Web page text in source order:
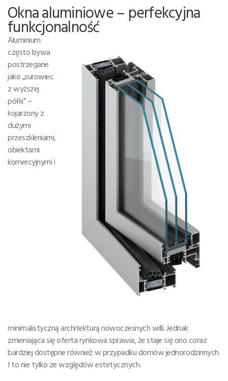
Okna aluminiowe – perfekcyjna
funkcjonalność
Aluminium
często bywa
postrzegane
jako „surowiec
z wyższej
półki” –
kojarzony z
dużymi
przeszkleniami,
obiektami
komercyjnymi i
minimalistyczną architekturą nowoczesnych willi. Jednak
zmieniająca się oferta rynkowa sprawia, że staje się ono coraz
bardziej dostępne również w przypadku domów jednorodzinnych.
I to nie tylko ze względów estetycznych.